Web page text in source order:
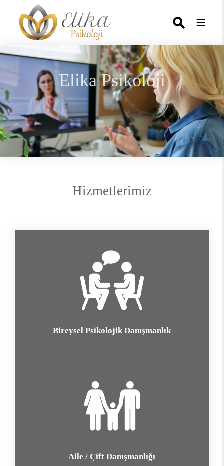
Elika Psikoloji
Online Danışmanlık
Hizmetlerimiz
Bireysel Psikolojik Danışmanlık
Aile / Çift Danışmanlığı